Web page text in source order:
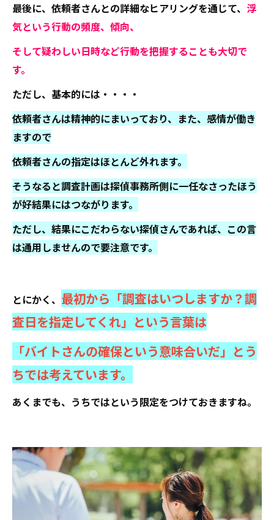
最後に、依頼者さんとの詳細なヒアリングを通じて、 浮
気という行動の頻度、傾向、
そして疑わしい日時など行動を把握することも大切で
す。
ただし、基本的には・・・・
依頼者さんは精神的にまいっており、また、感情が働き
ますので
依頼者さんの指定はほとんど外れます。
そうなると調査計画は探偵事務所側に一任なさったほう
が好結果にはつながります。
ただし、結果にこだわらない探偵さんであれば、この言
は通用しませんので要注意です。
とにかく、 最初から「調査はいつしますか？調
査日を指定してくれ」という言葉は
「バイトさんの確保という意味合いだ」とう
ちでは考えています。
あくまでも、うちではという限定をつけておきますね。